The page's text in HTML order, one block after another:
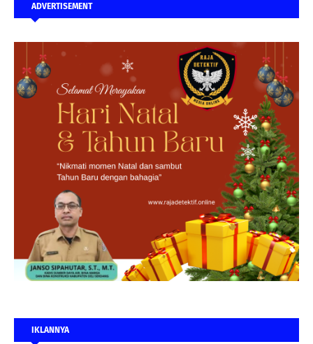
ADVERTISEMENT
IKLANNYA